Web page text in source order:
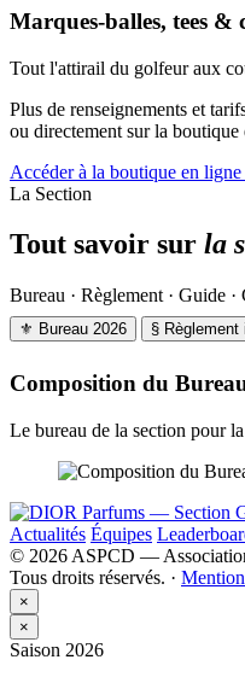
Marques-balles, tees &
Tout l'attirail du golfeur aux
Plus de renseignements et
ou directement sur la
Accéder à la boutique en ligne
La Section
Tout savoir sur la
Bureau · Règlement · Guide ·
⚜ Bureau 2026 § Règlement
Composition du
Le bureau de la section pour
Actualités Équipes
© 2026 ASPCD —
Tous droits réservés. ·
×
×
Saison 2026